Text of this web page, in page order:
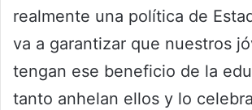
realmente una política de
va a garantizar que nuestros
tengan ese beneficio de la
tanto anhelan ellos y lo